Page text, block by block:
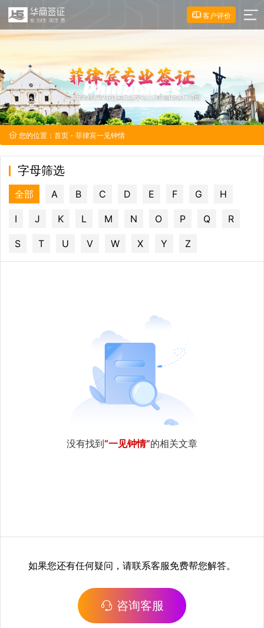
客户评价
您的位置： 首页 - 菲律宾一见钟情
字母筛选
全部 A B C D E F G H
I J K L M N O P Q R
S T U V W X Y Z
没有找到“一见钟情”的相关文章
如果您还有任何疑问，请联系客服免费帮您解答。
咨询客服